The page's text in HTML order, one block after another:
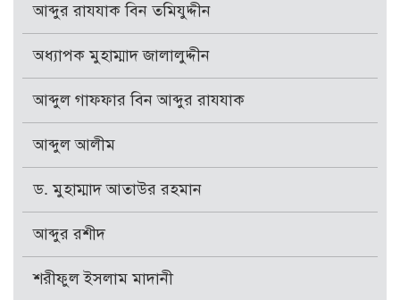
আব্দুর রাযযাক বিন তমিযুদ্দীন
অধ্যাপক মুহাম্মাদ জালালুদ্দীন
আব্দুল গাফফার বিন আব্দুর রাযযাক
আব্দুল আলীম
ড. মুহাম্মাদ আতাউর রহমান
আব্দুর রশীদ
শরীফুল ইসলাম মাদানী